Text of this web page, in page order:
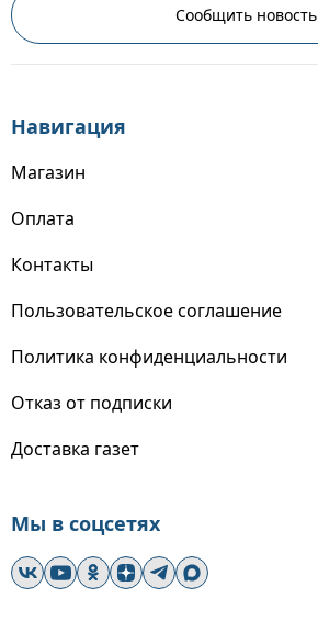
Сообщить новость
Навигация
Магазин
Оплата
Контакты
Пользовательское соглашение
Политика конфиденциальности
Отказ от подписки
Доставка газет
Мы в соцсетях